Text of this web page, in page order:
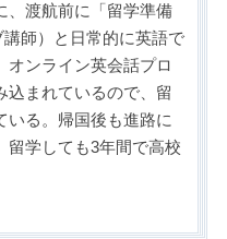
、渡航前に「留学準備
師）と日常的に英語で
オンライン英会話プロ
込まれているので、留
いる。帰国後も進路に
留学しても3年間で高校